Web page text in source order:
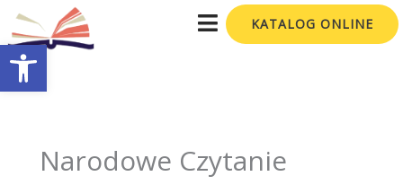
Otwórz pasek narzędzi
Przejdź
do
treści
KATALOG ONLINE
Narodowe Czytanie